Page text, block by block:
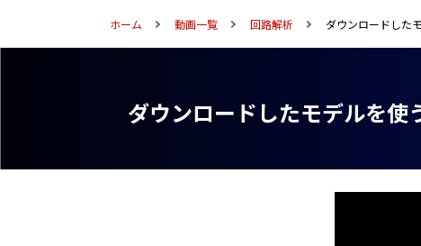
ホーム 動画一覧 回路解析 ダウンロードした
ダウンロードしたモデルを使